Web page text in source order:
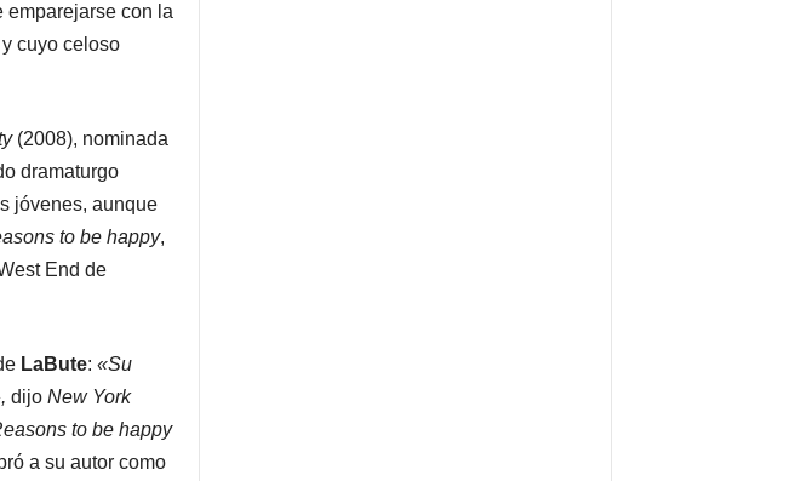
emparejarse con la
cuyo celoso
(2008), nominada
dramaturgo
jóvenes, aunque
to be happy,
End de
LaBute: «Su
dijo New York
to be happy
a su autor como